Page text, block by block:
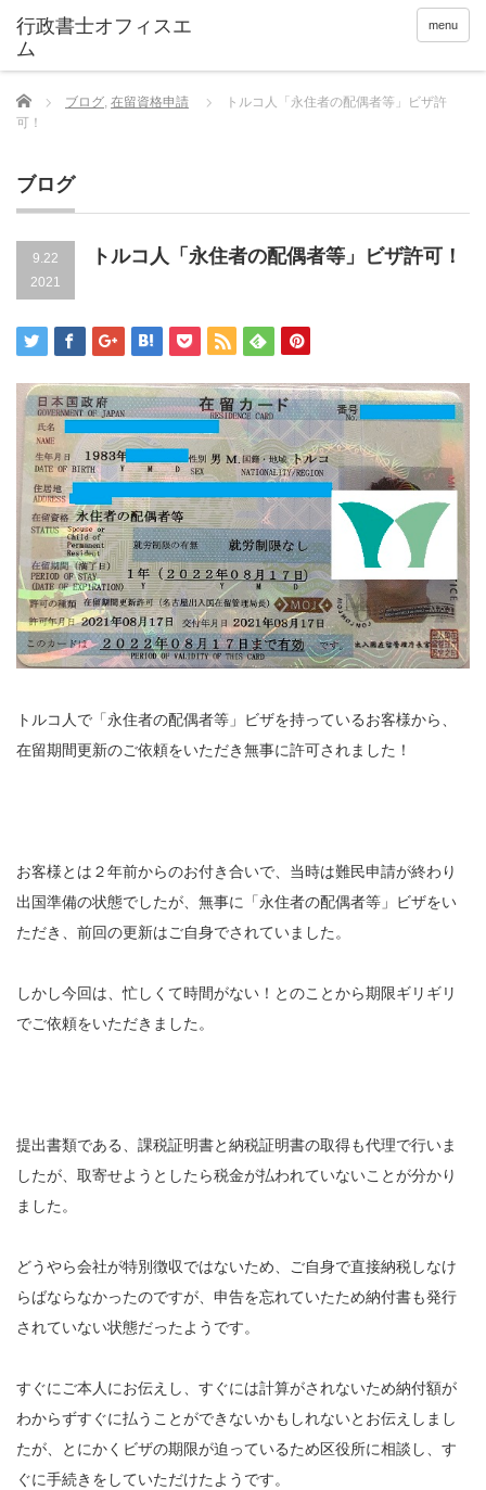
menu
Home ブログ, 在留資格申請
トルコ人「永住者の配偶者等」ビザ許
可！
ブログ
9.22
2021
トルコ人「永住者の配偶者等」ビザ許可！
トルコ人で「永住者の配偶者等」ビザを持っているお客様から、
在留期間更新のご依頼をいただき無事に許可されました！
お客様とは２年前からのお付き合いで、当時は難民申請が終わり
出国準備の状態でしたが、無事に「永住者の配偶者等」ビザをい
ただき、前回の更新はご自身でされていました。
しかし今回は、忙しくて時間がない！とのことから期限ギリギリ
でご依頼をいただきました。
提出書類である、課税証明書と納税証明書の取得も代理で行いま
したが、取寄せようとしたら税金が払われていないことが分かり
ました。
どうやら会社が特別徴収ではないため、ご自身で直接納税しなけ
らばならなかったのですが、申告を忘れていたため納付書も発行
されていない状態だったようです。
すぐにご本人にお伝えし、すぐには計算がされないため納付額が
わからずすぐに払うことができないかもしれないとお伝えしまし
たが、とにかくビザの期限が迫っているため区役所に相談し、す
ぐに手続きをしていただけたようです。